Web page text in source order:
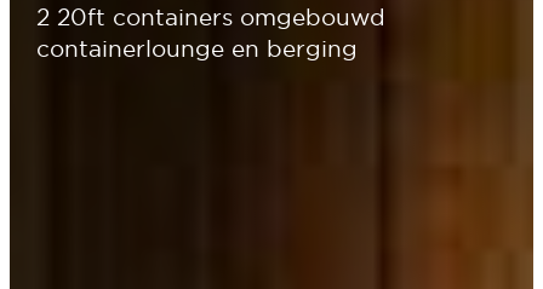
2 20ft containers omgebouwd
containerlounge en berging